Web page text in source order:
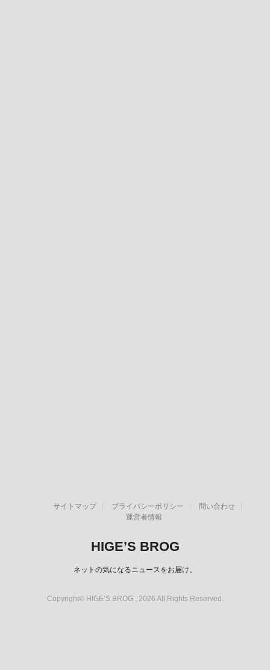
サイトマップ プライバシーポリシー
問い合わせ
運営者情報
HIGE’S BROG
ネットの気になるニュースをお届け。
Copyright© HIGE’S BROG , 2026 All Rights Reserved.